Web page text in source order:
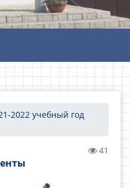
2022 учебный год
41